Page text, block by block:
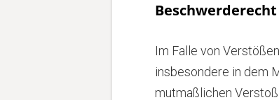
Im Falle von
insbesondere in dem
mutmaßlichen